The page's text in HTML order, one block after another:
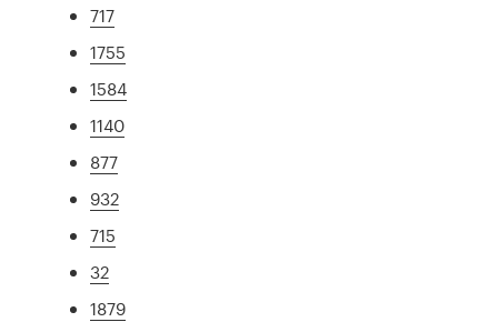
717
1755
1584
1140
877
932
715
32
1879